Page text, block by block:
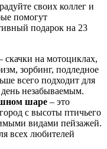
своих коллег и
помогут
подарок на 23
скачки на мотоциклах,
зорбинг, подледное
всего подходит для
незабываемым.
шаре – это
с высоты птичьего
видами пейзажей.
всех любителей